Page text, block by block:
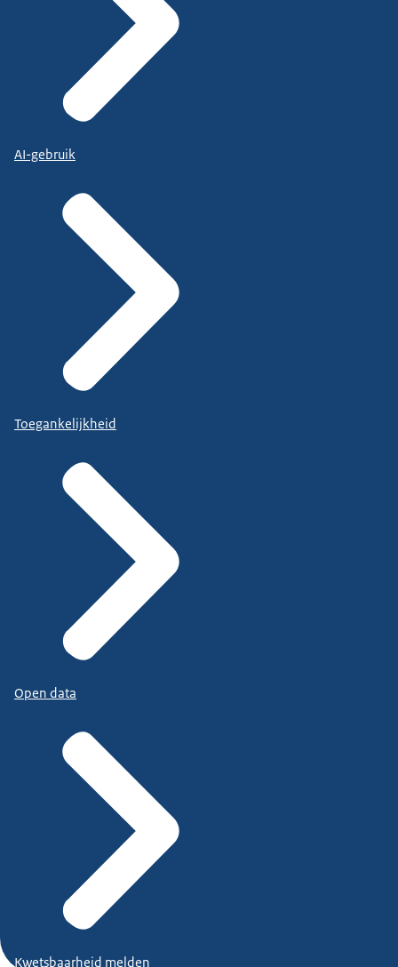
AI-gebruik
Toegankelijkheid
Open data
Kwetsbaarheid melden